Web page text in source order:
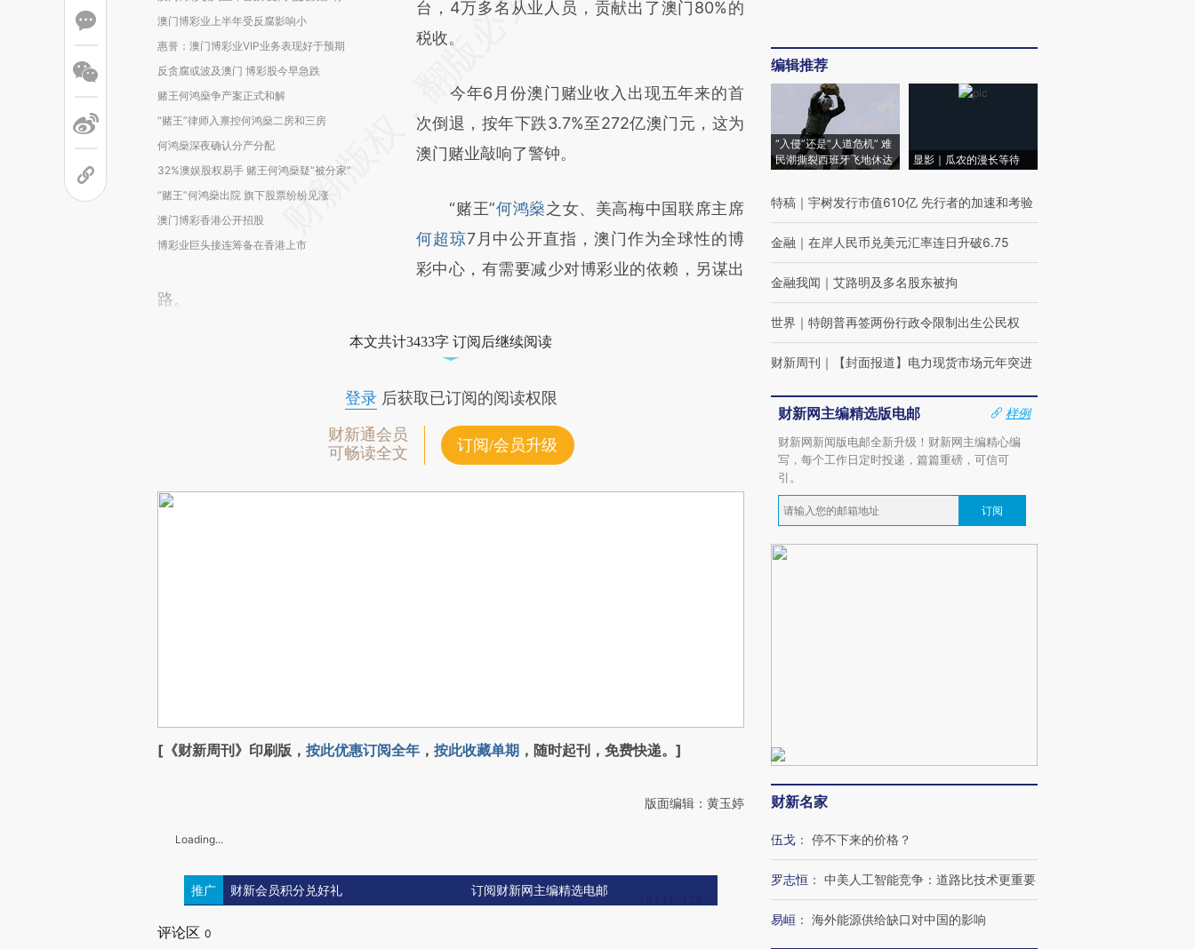
澳门博彩业上半年受反腐影响小
惠誉：澳门博彩业VIP业务表现好于预期
反贪腐或波及澳门 博彩股今早急跌
赌王何鸿燊争产案正式和解
“赌王”律师入禀控何鸿燊二房和三房
何鸿燊深夜确认分产分配
32%澳娱股权易手 赌王何鸿燊疑“被分家”
“赌王”何鸿燊出院 旗下股票纷纷见涨
澳门博彩香港公开招股
博彩业巨头接连筹备在香港上市
台，4万多名从业人员，贡献出了澳门80%的
税收。
今年6月份澳门赌业收入出现五年来的首
次倒退，按年下跌3.7%至272亿澳门元，这为
澳门赌业敲响了警钟。
“赌王”何鸿燊之女、美高梅中国联席主席
何超琼7月中公开直指，澳门作为全球性的博
彩中心，有需要减少对博彩业的依赖，另谋出
路。
本文共计3433字 订阅后继续阅读
登录后获取已订阅的阅读权限
财新通会员
可畅读全文
订阅/会员升级
[《财新周刊》印刷版， 按此优惠订阅全年 ， 按此收藏单期 ，随时起刊，免费快递。]
版面编辑：黄玉婷
Loading...
推广 财新会员积分兑好礼 订阅财新网主编精选电邮
评论区 0
编辑推荐
“入侵”还是“人道危机” 难
民潮撕裂西班牙飞地休达
显影｜瓜农的漫长等待
特稿 ｜ 宇树发行市值610亿 先行者的加速和考验
金融 ｜ 在岸人民币兑美元汇率连日升破6.75
金融我闻 ｜ 艾路明及多名股东被拘
世界 ｜ 特朗普再签两份行政令限制出生公民权
财新周刊 ｜ 【封面报道】电力现货市场元年突进
财新网主编精选版电邮
样例
财新网新闻版电邮全新升级！财新网主编精心编
写，每个工作日定时投递，篇篇重磅，可信可
引。
订阅
财新名家
伍戈 ： 停不下来的价格？
罗志恒 ： 中美人工智能竞争：道路比技术更重要
易峘 ： 海外能源供给缺口对中国的影响